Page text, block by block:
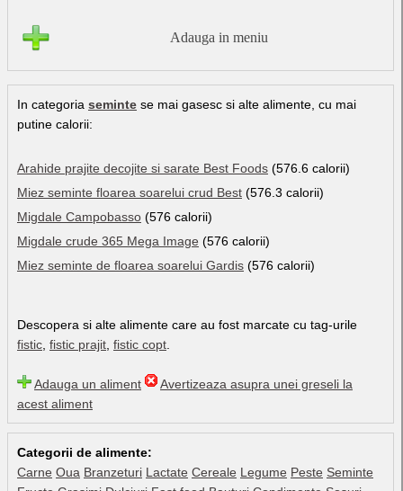
Adauga in meniu
In categoria seminte se mai gasesc si alte alimente, cu mai
putine calorii:
Arahide prajite decojite si sarate Best Foods (576.6 calorii)
Miez seminte floarea soarelui crud Best (576.3 calorii)
Migdale Campobasso (576 calorii)
Migdale crude 365 Mega Image (576 calorii)
Miez seminte de floarea soarelui Gardis (576 calorii)
Descopera si alte alimente care au fost marcate cu tag-urile
fistic fistic prajit fistic copt
Adauga un aliment
Avertizeaza asupra unei greseli la
acest aliment
Categorii de alimente:
Carne Oua Branzeturi Lactate Cereale Legume Peste Seminte